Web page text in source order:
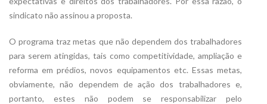
sindicato não assinou a proposta.
O programa traz metas que não dependem dos trabalhadores
para serem atingidas, tais como competitividade, ampliação e
reforma em prédios, novos equipamentos etc. Essas metas,
obviamente, não dependem de ação dos trabalhadores e,
portanto, estes não podem se responsabilizar pelo